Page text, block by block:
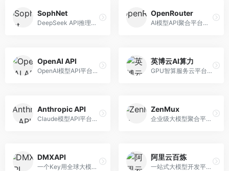
SophNet
DeepSeek API推理平台，专注于DeepSeek模型服务。面向开发者，提供DeepSeek模型API、高性能推理、低成本服务，推理效率高。
OpenRouter
AI模型API聚合平台，整合多种主流大模型。面向开发者，提供统一API接口、模型对比、成本优化等服务，模型选择灵活。
OpenAI API
OpenAI模型API平台，提供GPT系列模型服务。面向开发者，提供模型API、微调服务、Assistants API等，是AI开发领域的基础设施。
英博云AI算力
GPU智算服务云平台，专注于AI算力租赁。面向AI研究者和企业，提供GPU租赁、模型训练、推理服务等，算力资源丰富。
Anthropic API
Claude模型API平台，专注于安全可靠的AI服务。面向开发者，提供Claude系列模型API、安全特性、企业级服务等，API质量高。
ZenMux
企业级大模型聚合平台，专注于企业AI服务。面向企业用户，提供多模型管理、安全合规、成本优化等服务，企业级功能完善。
DMXAPI
一个Key用全球大模型的聚合平台。面向开发者，提供多模型统一API、简化接入、成本控制等服务，接入便捷。
阿里云百炼
一站式大模型开发平台，深度整合阿里云服务。面向企业开发者和AI团队，提供模型训练、微调、部署、应用开发等全流程服务，企业级功能完善。